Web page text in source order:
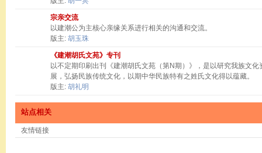
宗亲交流
以建潮公为主核心亲缘关系进行相关的沟通和交流。
版主: 胡玉珠
《建潮胡氏文苑》专刊
以不定期印刷出刊《建潮胡氏文苑（第N期）》，是以研究我族文
展，弘扬民族传统文化，以期中华民族特有之姓氏文化得以蕴藏。
版主: 胡礼明
站点相关
友情链接